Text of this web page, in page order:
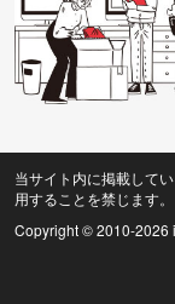
当サイト内に掲載して
用することを禁じます。
Copyright © 2010-2026